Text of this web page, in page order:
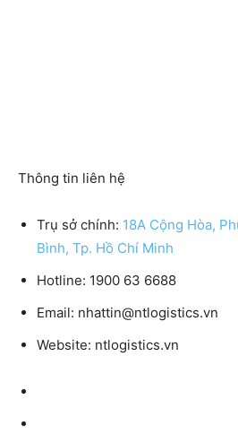
Thông tin liên hệ
Trụ sở chính: 18A Cộng Hòa,
Bình, Tp. Hồ Chí Minh
Hotline: 1900 63 6688
Email: nhattin@ntlogistics.vn
Website: ntlogistics.vn